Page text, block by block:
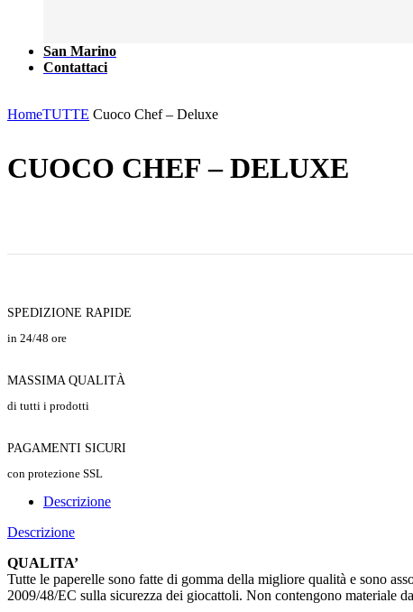
San Marino
Contattaci
HomeTUTTE Cuoco Chef – Deluxe
CUOCO CHEF – DELUXE
SPEDIZIONE RAPIDE
in 24/48 ore
MASSIMA QUALITÀ
di tutti i prodotti
PAGAMENTI SICURI
con protezione SSL
Descrizione
Descrizione
QUALITA’
Tutte le paperelle sono fatte di gomma della migliore qualità e sono
2009/48/EC sulla sicurezza dei giocattoli. Non contengono materiale